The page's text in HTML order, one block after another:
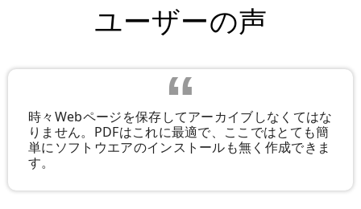
ユーザーの声
時々Webページを保存してアーカイブしなくてはな
りません。PDFはこれに最適で、ここではとても簡
単にソフトウエアのインストールも無く作成できま
す。